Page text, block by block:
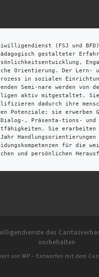
(FSJ und
gestalteter
Orientierung. Der Lern-
in sozialen
Semi-nare werden von
aktiv mitgestaltet.
dadurch ihre
Potenziale; sie erwerben
Dialog-, Präsenta-tions- und
Sie
Handlungsorientierungen
für die
und persönlichen
des
vorbehalten
von WP – Entworfen mit dem